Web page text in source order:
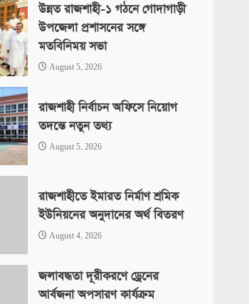
উন্নত রাজশাহী-১ গঠনে গোদাগাড়ী
উপজেলা প্রশাসনের সঙ্গে
মতবিনিময় সভা
August 5, 2026
রাজশাহী নির্বাচন অফিসে নিয়োগ
তদন্তে নতুন তথ্য
August 5, 2026
রাজশাহীতে ইমারত নির্মাণ শ্রমিক
ইউনিয়নের অনুদানের অর্থ বিতরণ
August 4, 2026
জলাবদ্ধতা দূরীকরণে ড্রেনের
আর্বজনা অপসারণ কার্যক্রম